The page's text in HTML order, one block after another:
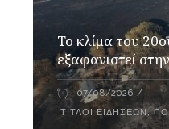
Το κλίμα του
εξαφανιστεί
07/08/2026
ΤΊΤΛΟΙ ΕΙΔΉΣΕΩΝ,